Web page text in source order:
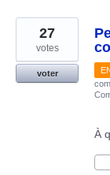
27
votes
voter
À